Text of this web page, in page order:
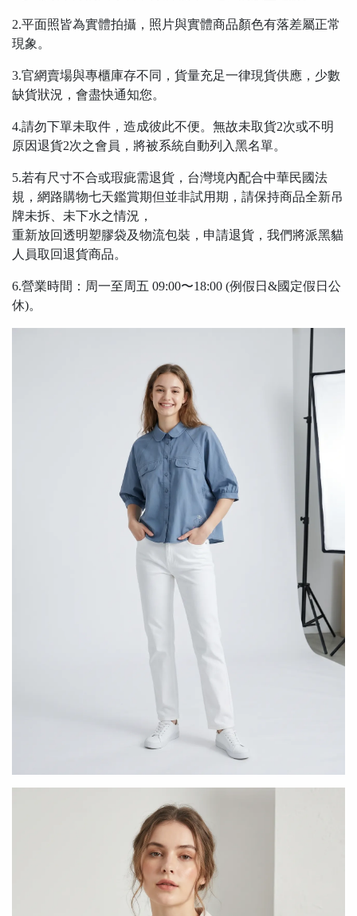
2.平面照皆為實體拍攝，照片與實體商品顏色有落差屬正常
現象。
3.官網賣場與專櫃庫存不同，貨量充足一律現貨供應，少數
缺貨狀況，會盡快通知您。
4.請勿下單未取件，造成彼此不便。無故未取貨2次或不明
原因退貨2次之會員，將被系統自動列入黑名單。
5.若有尺寸不合或瑕疵需退貨，台灣境內配合中華民國法
規，網路購物七天鑑賞期但並非試用期，請保持商品全新吊
牌未拆、未下水之情況，
重新放回透明塑膠袋及物流包裝，申請退貨，我們將派黑貓
人員取回退貨商品。
6.營業時間：周一至周五 09:00〜18:00 (例假日&國定假日公
休)。